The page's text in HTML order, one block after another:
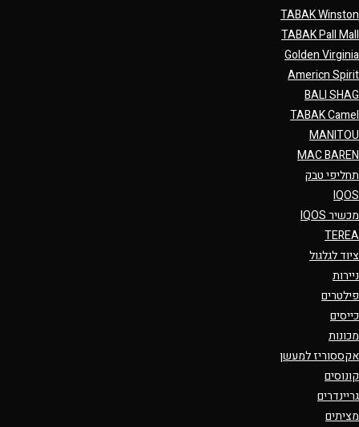
TABAK Winston
TABAK Pall Mall
Golden Virginia
Americn Spirit
BALI SHAG
TABAK Camel
MANITOU
MAC BAREN
תחליפי טבק
IQOS
מכשיר IQOS
TEREA
ציוד לגלגול
ניירות
פילטרים
כייסים
מכונות
אקססוריז למעשן
קונוסים
גריינדרים
מציתים